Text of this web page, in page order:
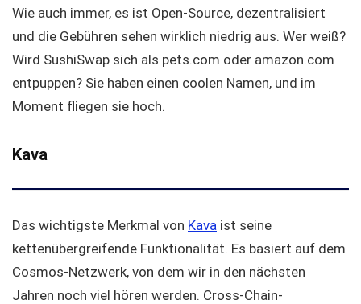
Wie auch immer, es ist Open-Source, dezentralisiert
und die Gebühren sehen wirklich niedrig aus. Wer weiß?
Wird SushiSwap sich als pets.com oder amazon.com
entpuppen? Sie haben einen coolen Namen, und im
Moment fliegen sie hoch.
Kava
Das wichtigste Merkmal von Kava ist seine
kettenübergreifende Funktionalität. Es basiert auf dem
Cosmos-Netzwerk, von dem wir in den nächsten
Jahren noch viel hören werden. Cross-Chain-